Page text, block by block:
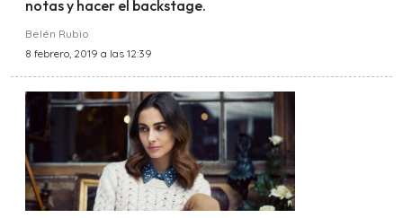
notas y hacer el backstage.
Belén Rubio
8 febrero, 2019 a las 12:39